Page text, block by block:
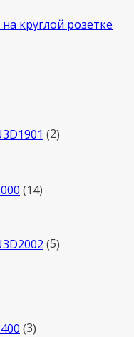
круглой розетке
2товара
1414
5товаров
3товара